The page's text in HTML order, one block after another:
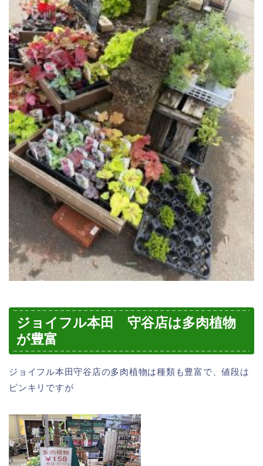
ジョイフル本田 守谷店は多肉植物
が豊富
ジョイフル本田守谷店の多肉植物は種類も豊富で、値段は
ピンキリですが